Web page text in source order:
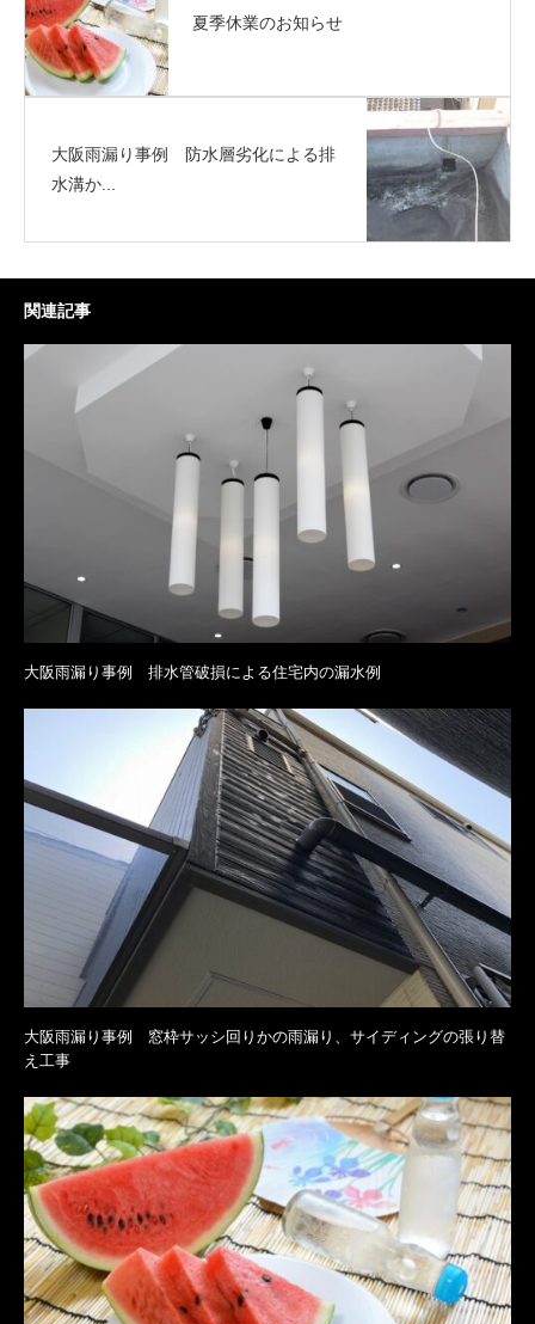
夏季休業のお知らせ
大阪雨漏り事例 防水層劣化による排
水溝か...
関連記事
大阪雨漏り事例 排水管破損による住宅内の漏水例
大阪雨漏り事例 窓枠サッシ回りかの雨漏り、サイディングの張り替
え工事